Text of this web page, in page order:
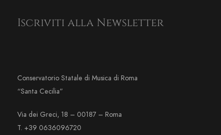
Iscriviti alla Newsletter
Conservatorio Statale di Musica di Roma
“Santa Cecilia”
Via dei Greci, 18 – 00187 – Roma
T. +39 0636096720